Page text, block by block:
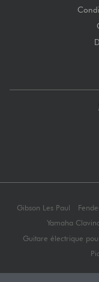
Gibson Les Paul
Yamaha
Guitare électrique